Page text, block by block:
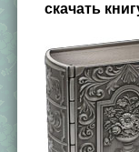
скачать